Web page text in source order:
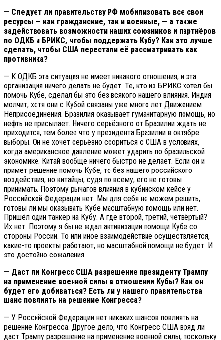
— Следует ли правительству РФ мобилизовать все свои
ресурсы — как гражданские, так и военные, — а также
задействовать возможности наших союзников и партнёров
по ОДКБ и БРИКС, чтобы поддержать Кубу? Как это лучше
сделать, чтобы США перестали её рассматривать как
противника?
— К ОДКБ эта ситуация не имеет никакого отношения, и эта
организация ничего делать не будет. Те, кто из БРИКС хотел бы
помочь Кубе, сделал бы это без всякого нашего влияния. Индия
молчит, хотя они с Кубой связаны уже много лет Движением
Неприсоединения. Бразилия оказывает гуманитарную помощь, но
нефть не присылает. Ничего серьёзного от Бразилии ждать не
приходится, тем более что у президента Бразилии в октябре
выборы. Он не хочет серьёзно ссориться с США в условиях,
когда американское давление может ударить по бразильской
экономике. Китай вообще ничего быстро не делает. Если он и
примет решение помочь Кубе, то без нашего российского
воздействия, но китайцы, судя по всему, его не готовы
принимать. Поэтому рычагов влияния в кубинском кейсе у
Российской Федерации нет. Мы для себя не можем решить,
готовы ли мы оказывать Кубе масштабную помощь или нет.
Пришёл один танкер на Кубу. А где второй, третий, четвёртый?
Их нет. Поэтому я бы не ждал активизации помощи Кубе со
стороны России. То или иное взаимодействие осуществляется,
какие-то проекты работают, но масштабной помощи не будет. И
это достойно сожаления.
— Даст ли Конгресс США разрешение президенту Трампу
на применение военной силы в отношении Кубы? Как он
будет его добиваться? Есть ли у нашего правительства
шанс повлиять на решение Конгресса?
— У Российской Федерации нет никаких шансов повлиять на
решение Конгресса. Другое дело, что Конгресс США вряд ли
даст Трампу разрешение на применение военной силы, поскольку